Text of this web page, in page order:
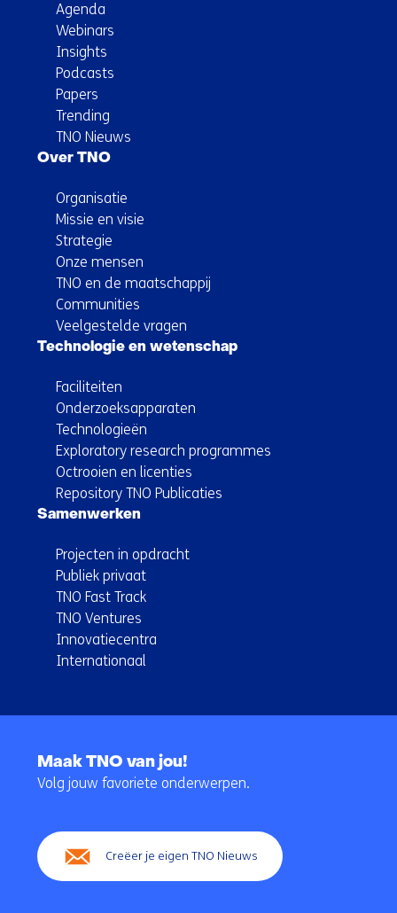
Agenda
Webinars
Insights
Podcasts
Papers
Trending
TNO Nieuws
Over TNO
Organisatie
Missie en visie
Strategie
Onze mensen
TNO en de maatschappij
Communities
Veelgestelde vragen
Technologie en wetenschap
Faciliteiten
Onderzoeksapparaten
Technologieën
Exploratory research programmes
Octrooien en licenties
Repository TNO Publicaties
Samenwerken
Projecten in opdracht
Publiek privaat
TNO Fast Track
TNO Ventures
Innovatiecentra
Internationaal
navigatie
Maak TNO van jou!
Volg jouw favoriete onderwerpen.
Creëer je eigen TNO Nieuws